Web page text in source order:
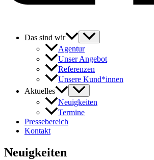
Das sind wir
Agentur
Unser Angebot
Referenzen
Unsere Kund*innen
Aktuelles
Neuigkeiten
Termine
Pressebereich
Kontakt
Neuigkeiten